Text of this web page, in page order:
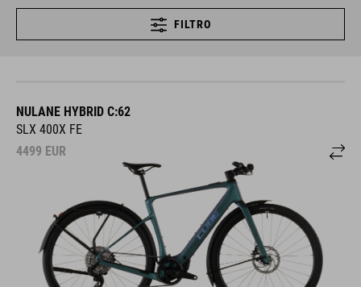
FILTRO
NULANE HYBRID C:62
SLX 400X FE
4499 EUR